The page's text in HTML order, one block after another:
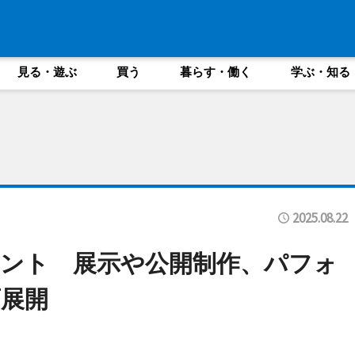
見る・遊ぶ 買う 暮らす・働く 学ぶ・知る
2025.08.22
ト 展示や公開制作、パフォ
開